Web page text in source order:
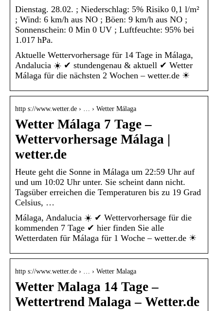
Dienstag. 28.02. ; Niederschlag: 5% Risiko 0,1 l/m²
; Wind: 6 km/h aus NO ; Böen: 9 km/h aus NO ;
Sonnenschein: 0 Min 0 UV ; Luftfeuchte: 95% bei
1.017 hPa.
Aktuelle Wettervorhersage für 14 Tage in Málaga,
Andalucia ☀️ ✔ stundengenau & aktuell ✔ Wetter
Málaga für die nächsten 2 Wochen – wetter.de ☀
http s://www.wetter.de › … › Wetter Málaga
Wetter Málaga 7 Tage –
Wettervorhersage Málaga |
wetter.de
Heute geht die Sonne in Málaga um 22:59 Uhr auf
und um 10:02 Uhr unter. Sie scheint dann nicht.
Tagsüber erreichen die Temperaturen bis zu 19 Grad
Celsius, …
Málaga, Andalucia ☀️ ✔ Wettervorhersage für die
kommenden 7 Tage ✔ hier finden Sie alle
Wetterdaten für Málaga für 1 Woche – wetter.de ☀
http s://www.wetter.de › … › Wetter Malaga
Wetter Malaga 14 Tage –
Wettertrend Malaga – Wetter.de